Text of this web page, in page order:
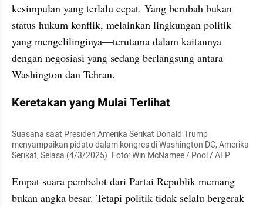
kesimpulan yang terlalu cepat. Yang berubah bukan
status hukum konflik, melainkan lingkungan politik
yang mengelilinginya—terutama dalam kaitannya
dengan negosiasi yang sedang berlangsung antara
Washington dan Tehran.
Keretakan yang Mulai Terlihat
Suasana saat Presiden Amerika Serikat Donald Trump
menyampaikan pidato dalam kongres di Washington DC, Amerika
Serikat, Selasa (4/3/2025). Foto: Win McNamee / Pool / AFP
Empat suara pembelot dari Partai Republik memang
bukan angka besar. Tetapi politik tidak selalu bergerak